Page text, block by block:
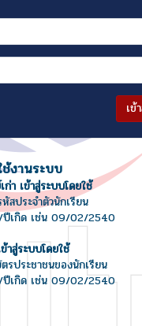
เข้
ช้งานระบบ
า เข้าสู่ระบบโดยใช้
สประจำตัวนักเรียน
ปีเกิด เช่น 09/02/2540
าสู่ระบบโดยใช้
รประชาชนของนักเรียน
ปีเกิด เช่น 09/02/2540